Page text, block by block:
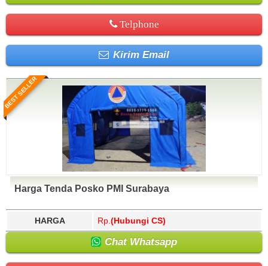
Telphone
Kirim Email
BEST SELLER
Harga Tenda Posko PMI Surabaya
HARGA Rp. (Hubungi CS)
Chat Whatsapp